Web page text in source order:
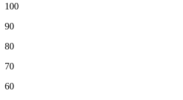
100
90
80
70
60